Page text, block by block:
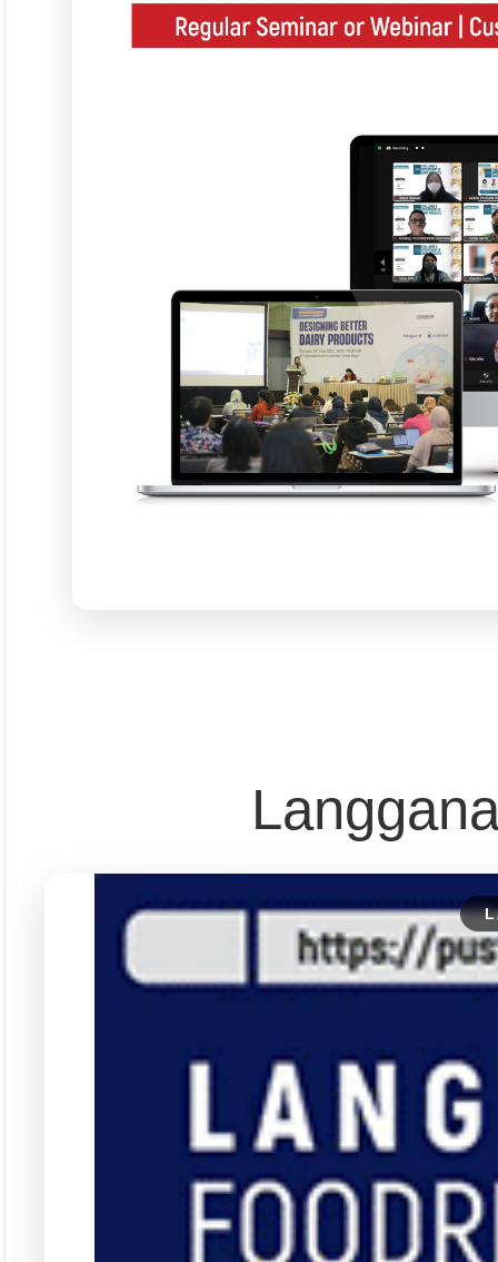
Seminar